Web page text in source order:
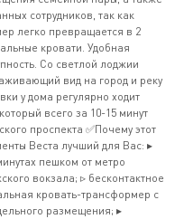
сотрудников, так как
легко превращается в 2
кровати. Удобная
Со светлой лоджии
вид на город и реку
у дома регулярно ходит
всего за 10-15 минут
проспекта ✅Почему этот
Веста лучший для Вас: ▸
пешком от метро
вокзала; ▹ бесконтактное
кровать-трансформер с
размещения; ▸